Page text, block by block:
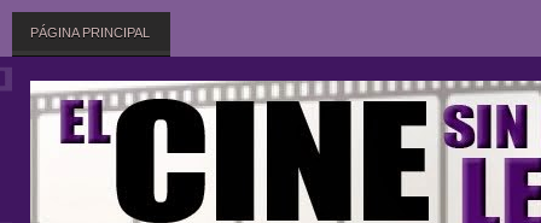
PÁGINA PRINCIPAL